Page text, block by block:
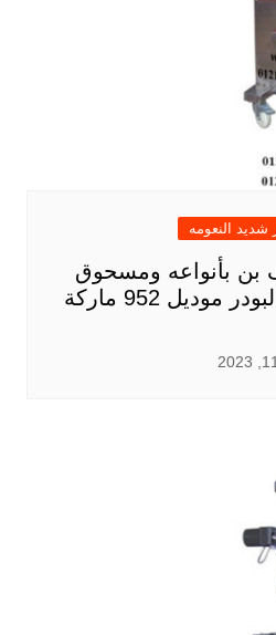
شديد النعومه
بن بأنواعه ومسحوق
الحليب ونسكافيه البودر موديل 952 ماركة